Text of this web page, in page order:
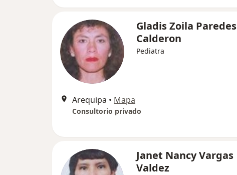
Gladis Zoila Paredes
Calderon
Pediatra
Arequipa • Mapa
Consultorio privado
Janet Nancy Vargas
Valdez